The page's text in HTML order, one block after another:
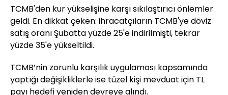
TCMB'den kur yükselişine karşı sıkılaştırıcı önlemler
geldi. En dikkat çeken: ihracatçıların TCMB'ye döviz
satış oranı Şubatta yüzde 25'e indirilmişti, tekrar
yüzde 35'e yükseltildi.
TCMB’nin zorunlu karşılık uygulaması kapsamında
yaptığı değişikliklerle ise tüzel kişi mevduat için TL
payı hedefi yeniden devreye alındı.